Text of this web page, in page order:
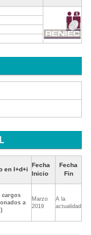
en I+d+i
Fecha
Inicio
Fecha
Fin
cargos
a
Marzo
2019
A la
actualidad